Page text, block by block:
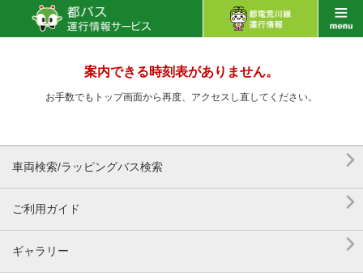
案内できる時刻表がありません。
お手数でもトップ画面から再度、アクセスし直してください。
車両検索/ラッピングバス検索 
ご利用ガイド 
ギャラリー 